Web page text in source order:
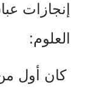
إنجازات
العلوم:
كان أول